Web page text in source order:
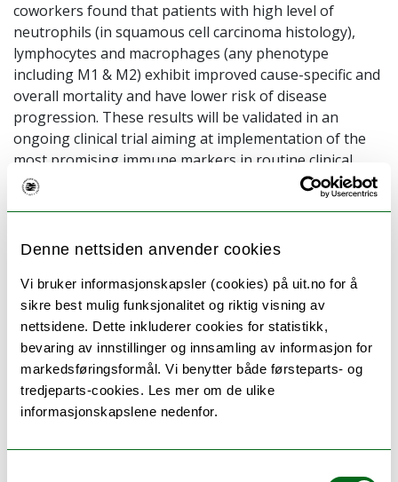
Denne nettsiden anvender cookies
Vi bruker informasjonskapsler (cookies) på uit.no for å
sikre best mulig funksjonalitet og riktig visning av
nettsidene. Dette inkluderer cookies for statistikk,
bevaring av innstillinger og innsamling av informasjon for
markedsføringsformål. Vi benytter både førsteparts- og
tredjeparts-cookies. Les mer om de ulike
informasjonskapslene nedenfor.
coworkers found that patients with high level of
neutrophils (in squamous cell carcinoma histology),
lymphocytes and macrophages (any phenotype
including M1 & M2) exhibit improved cause-specific and
overall mortality and have lower risk of disease
progression. These results will be validated in an
ongoing clinical trial aiming at implementation of the
most promising immune markers in routine clinical
practice. Ultimately, helping physicians predict
prognosis and improve treatment decisions.
Hovedveileder førsteamanuensis Thomas Kilvær
Biveileder professor Tom Dønnem
Biveileder professor Lill-Tove Rasmussen Busund
Bedømmelseskomiteen
Førsteamanuensis Maria Planck, Lund Universitet,